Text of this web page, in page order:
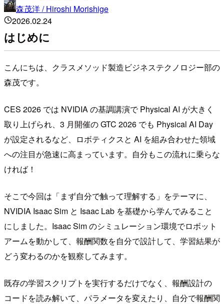
森茂洋 / Hiroshi Morishige
2026.02.24
はじめに
こんにちは、クラスメソッド製造ビジネステクノロジー部の
森茂です。
CES 2026 では NVIDIA の基調講演で Physical AI が大きく
取り上げられ、3 月開催の GTC 2026 でも Physical AI Day
が設定されるなど、ロボティクスと AI を組み合わせた領域
への注目が急速に高まっています。自分もこの流れに乗らな
ければ！
そこで今回は「まず自分で触って理解する」をテーマに、
NVIDIA Isaac Sim と Isaac Lab を基礎から学んでみること
にしました。Isaac Sim のシミュレーション環境でロボット
アームを動かして、報酬関数を自分で設計して、学習結果が
どう変わるのかを観察してみます。
既存の学習スクリプトを実行するだけでなく、報酬設計の
コードを読み解いて、パラメータを変えたり、自分で報酬関